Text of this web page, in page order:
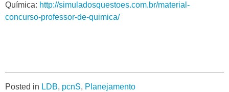
Química: http://simuladosquestoes.com.br/material-
concurso-professor-de-quimica/
Posted in LDB, pcnS, Planejamento